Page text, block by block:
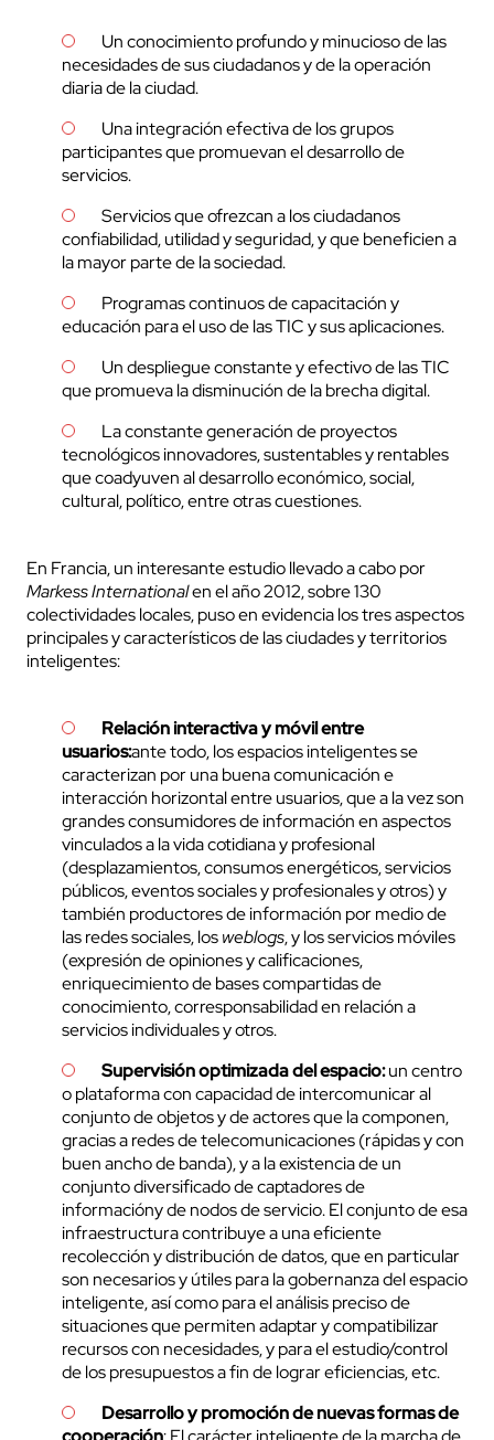
Un conocimiento profundo y minucioso de las
necesidades de sus ciudadanos y de la operación
diaria de la ciudad.
Una integración efectiva de los grupos
participantes que promuevan el desarrollo de
servicios.
Servicios que ofrezcan a los ciudadanos
confiabilidad, utilidad y seguridad, y que beneficien a
la mayor parte de la sociedad.
Programas continuos de capacitación y
educación para el uso de las TIC y sus aplicaciones.
Un despliegue constante y efectivo de las TIC
que promueva la disminución de la brecha digital.
La constante generación de proyectos
tecnológicos innovadores, sustentables y rentables
que coadyuven al desarrollo económico, social,
cultural, político, entre otras cuestiones.
En Francia, un interesante estudio llevado a cabo por
Markess Internationalen el año 2012, sobre 130
colectividades locales, puso en evidencia los tres aspectos
principales y característicos de las ciudades y territorios
inteligentes:
Relación interactiva y móvil entre
usuarios:ante todo, los espacios inteligentes se
caracterizan por una buena comunicación e
interacción horizontal entre usuarios, que a la vez son
grandes consumidores de información en aspectos
vinculados a la vida cotidiana y profesional
(desplazamientos, consumos energéticos, servicios
públicos, eventos sociales y profesionales y otros) y
también productores de información por medio de
las redes sociales, losweblogs, y los servicios móviles
(expresión de opiniones y calificaciones,
enriquecimiento de bases compartidas de
conocimiento, corresponsabilidad en relación a
servicios individuales y otros.
Supervisión optimizada del espacio:un centro
o plataforma con capacidad de intercomunicar al
conjunto de objetos y de actores que la componen,
gracias a redes de telecomunicaciones (rápidas y con
buen ancho de banda), y a la existencia de un
conjunto diversificado de captadores de
informacióny de nodos de servicio. El conjunto de esa
infraestructura contribuye a una eficiente
recolección y distribución de datos, que en particular
son necesarios y útiles para la gobernanza del espacio
inteligente, así como para el análisis preciso de
situaciones que permiten adaptar y compatibilizar
recursos con necesidades, y para el estudio/control
de los presupuestos a fin de lograr eficiencias, etc.
Desarrollo y promoción de nuevas formas de